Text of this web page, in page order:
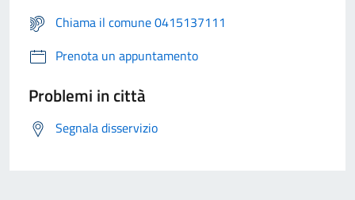
Chiama il comune 0415137111
Prenota un appuntamento
Problemi in città
Segnala disservizio